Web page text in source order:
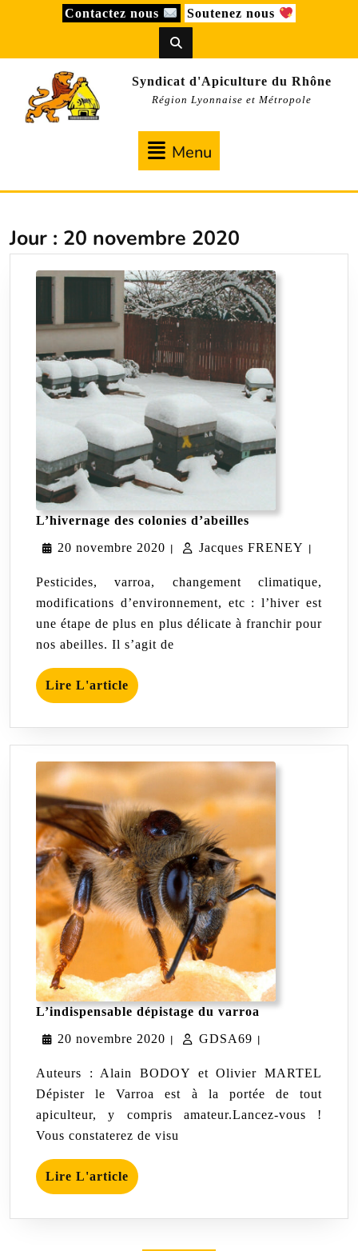
Contactez nous Soutenez nous
Syndicat d'Apiculture du Rhône
Région Lyonnaise et Métropole
Menu
Jour : 20 novembre 2020
L’hivernage des colonies d’abeillesL’hivernage
colonies
20 novembre 2020 20
| Jacques FRENEY Jacques
|
Pesticides, varroa, changement climatique,
modifications d’environnement, etc : l’hiver est
une étape de plus en plus délicate à franchir pour
nos abeilles. Il s’agit de
Lire L'article Lire
L'article
L’indispensable dépistage du varroaL’indispensable
du
20 novembre 2020 20
2020
| GDSA69 GDSA69
|
Auteurs : Alain BODOY et Olivier MARTEL
Dépister le Varroa est à la portée de tout
apiculteur, y compris amateur.Lancez-vous !
Vous constaterez de visu
Lire L'article Lire
L'article